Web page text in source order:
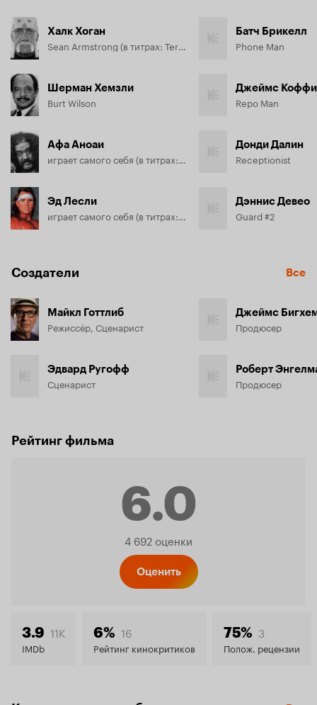
Халк Хоган
Шерман Хемзли
Burt Wilson
Афа Аноаи
Эд Лесли
Батч Брикелл
Phone Man
Джеймс Коффи
Repo Man
Донди Далин
Receptionist
Дэннис Девео
Guard #2
Создатели Все
Майкл Готтлиб
Режиссёр, Сценарист
Эдвард Ругофф
Сценарист
Джеймс
Продюсер
Роберт
Продюсер
Рейтинг фильма
6.0
Рейтинг
6.0
4 692 оценки
Оценить
3.9 11K
IMDb
6% 16
Рейтинг кинокритиков
75% 3
Полож. рецензии